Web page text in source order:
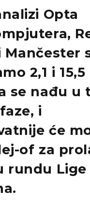
Opta
Mančester
2,1 i
se nađu u
i
će
of za
rundu Lige